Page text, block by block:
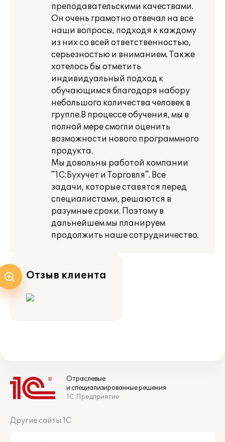
преподавательскими качествами.
Он очень грамотно отвечал на все
наши вопросы, подходя к каждому
из них со всей ответственностью,
серьезностью и вниманием. Также
хотелось бы отметить
индивидуальный подход к
обучающимся благодоря набору
небольшого количества человек в
группе.В процессе обучения, мы в
полной мере смогли оценить
возможности нового программного
продукта.
Мы довольны работой компании
"1С:Бухучет и Торговля". Все
задачи, которые ставятся перед
специалистами, решаются в
разумные сроки. Поэтому в
дальнейшем мы планируем
продолжить наше сотрудничество.
Отзыв клиента
Отраслевые
и специализированные решения
1С:Предприятие
Другие сайты 1С